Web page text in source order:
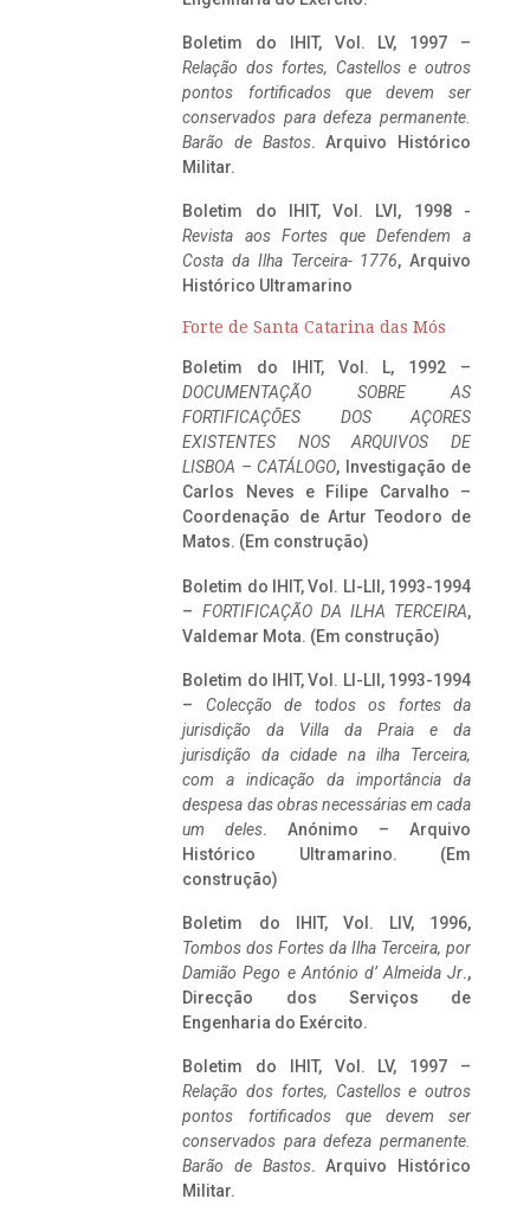
Boletim do IHIT, Vol. LV, 1997 –
Relação dos fortes, Castellos e outros
pontos fortificados que devem ser
conservados para defeza permanente.
Barão de Bastos. Arquivo Histórico
Militar.
Boletim do IHIT, Vol. LVI, 1998 -
Revista aos Fortes que Defendem a
Costa da Ilha Terceira- 1776, Arquivo
Histórico Ultramarino
Forte de Santa Catarina das Mós
Boletim do IHIT, Vol. L, 1992 –
DOCUMENTAÇÃO SOBRE AS
FORTIFICAÇÕES DOS AÇORES
EXISTENTES NOS ARQUIVOS DE
LISBOA – CATÁLOGO, Investigação de
Carlos Neves e Filipe Carvalho –
Coordenação de Artur Teodoro de
Matos. (Em construção)
Boletim do IHIT, Vol. LI-LII, 1993-1994
– FORTIFICAÇÃO DA ILHA TERCEIRA,
Valdemar Mota. (Em construção)
Boletim do IHIT, Vol. LI-LII, 1993-1994
– Colecção de todos os fortes da
jurisdição da Villa da Praia e da
jurisdição da cidade na ilha Terceira,
com a indicação da importância da
despesa das obras necessárias em cada
um deles. Anónimo – Arquivo
Histórico Ultramarino. (Em
construção)
Boletim do IHIT, Vol. LIV, 1996,
Tombos dos Fortes da Ilha Terceira, por
Damião Pego e António d’ Almeida Jr.,
Direcção dos Serviços de
Engenharia do Exército.
Boletim do IHIT, Vol. LV, 1997 –
Relação dos fortes, Castellos e outros
pontos fortificados que devem ser
conservados para defeza permanente.
Barão de Bastos. Arquivo Histórico
Militar.